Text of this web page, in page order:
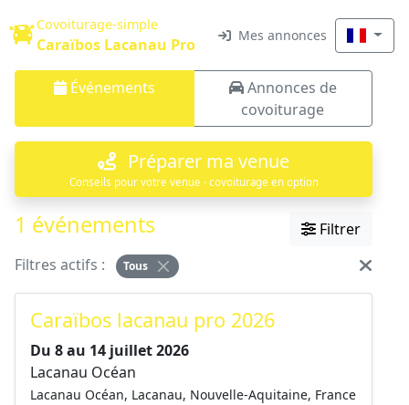
Covoiturage-simple
Caraïbos Lacanau Pro Mes annonces
Événements
Annonces de
covoiturage
Préparer ma venue
Conseils pour votre venue · covoiturage en option
1 événements
Filtrer
Filtres actifs :
Tous
Caraïbos lacanau pro 2026
Du 8 au 14 juillet 2026
Lacanau Océan
Lacanau Océan, Lacanau, Nouvelle-Aquitaine, France